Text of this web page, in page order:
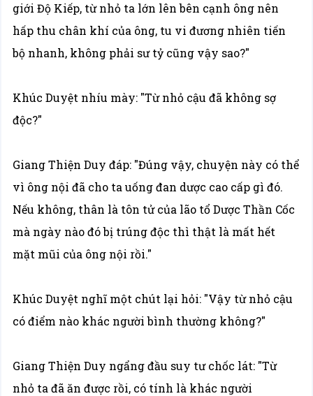
giới Độ Kiếp, từ nhỏ ta lớn lên bên cạnh ông nên
hấp thu chân khí của ông, tu vi đương nhiên tiến
bộ nhanh, không phải sư tỷ cũng vậy sao?"
Khúc Duyệt nhíu mày: "Từ nhỏ cậu đã không sợ
độc?"
Giang Thiện Duy đáp: "Đúng vậy, chuyện này có thể
vì ông nội đã cho ta uống đan dược cao cấp gì đó.
Nếu không, thân là tôn tử của lão tổ Dược Thần Cốc
mà ngày nào đó bị trúng độc thì thật là mất hết
mặt mũi của ông nội rồi."
Khúc Duyệt nghĩ một chút lại hỏi: "Vậy từ nhỏ cậu
có điểm nào khác người bình thường không?"
Giang Thiện Duy ngẩng đầu suy tư chốc lát: "Từ
nhỏ ta đã ăn được rồi, có tính là khác người